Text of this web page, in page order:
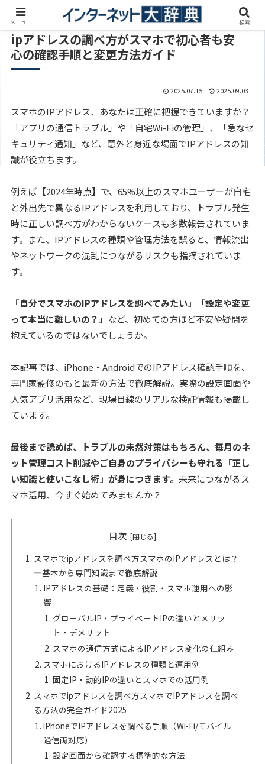
ipアドレスの調べ方がスマホで初心者も安
心の確認手順と変更方法ガイド
2025.07.15 2025.09.03
スマホのIPアドレス、あなたは正確に把握できていますか？
「アプリの通信トラブル」や「自宅Wi-Fiの管理」、「急なセ
キュリティ通知」など、意外と身近な場面でIPアドレスの知
識が役立ちます。
例えば【2024年時点】で、65%以上のスマホユーザーが自宅
と外出先で異なるIPアドレスを利用しており、トラブル発生
時に正しい調べ方がわからないケースも多数報告されていま
す。また、IPアドレスの種類や管理方法を誤ると、情報流出
やネットワークの混乱につながるリスクも指摘されていま
す。
「自分でスマホのIPアドレスを調べてみたい」「設定や変更
って本当に難しいの？」 など、初めての方ほど不安や疑問を
抱えているのではないでしょうか。
本記事では、iPhone・AndroidでのIPアドレス確認手順を、
専門家監修のもと最新の方法で徹底解説。 実際の設定画面や
人気アプリ活用など、現場目線のリアルな検証情報も掲載し
ています。
最後まで読めば、トラブルの未然対策はもちろん、毎月のネ
ット管理コスト削減やご自身のプライバシーも守れる「正し
い知識と使いこなし術」が身につきます。 未来につながるス
マホ活用、今すぐ始めてみませんか？
目次
スマホでipアドレスを調べ方スマホのIPアドレスとは？
―基本から専門知識まで徹底解説
IPアドレスの基礎：定義・役割・スマホ運用への影
響
グローバルIP・プライベートIPの違いとメリッ
ト・デメリット
スマホの通信方式によるIPアドレス変化の仕組み
スマホにおけるIPアドレスの種類と運用例
固定IP・動的IPの違いとスマホでの活用例
スマホでipアドレスを調べ方スマホでIPアドレスを調べ
る方法の完全ガイド2025
iPhoneでIPアドレスを調べる手順（Wi-Fi/モバイル
通信両対応）
設定画面から確認する標準的な方法
メニュー 検索